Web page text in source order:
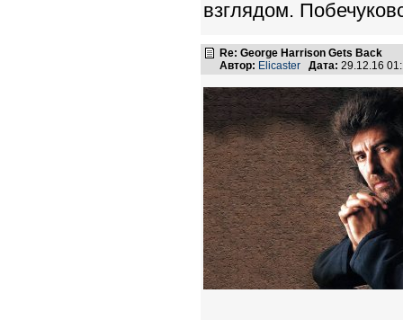
взглядом.
Re: George Harrison Gets Back
Автор: Elicaster Дата: 29.12.16